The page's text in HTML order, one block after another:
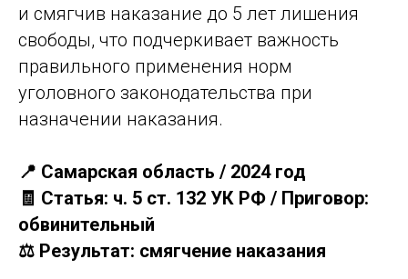
и смягчив наказание до 5 лет лишения
свободы, что подчеркивает важность
правильного применения норм
уголовного законодательства при
назначении наказания.
📍 Самарская область / 2024 год
🧾 Статья: ч. 5 ст. 132 УК РФ / Приговор:
обвинительный
⚖️ Результат: смягчение наказания